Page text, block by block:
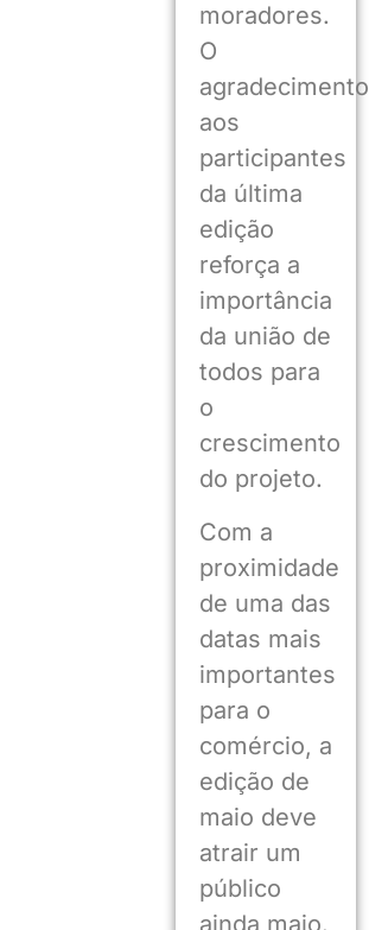
moradores.
O
agradecimento
aos
participantes
da última
edição
reforça a
importância
da união de
todos para
o
crescimento
do projeto.
Com a
proximidade
de uma das
datas mais
importantes
para o
comércio, a
edição de
maio deve
atrair um
público
ainda maio.